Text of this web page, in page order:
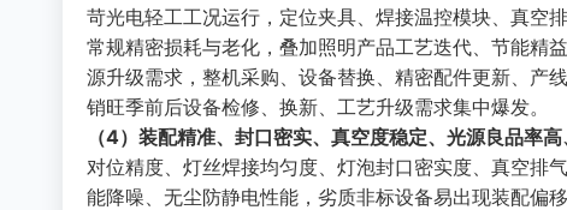
苛光电轻工工况运行，定位夹具、焊接温控模块、真空
常规精密损耗与老化，叠加照明产品工艺迭代、节能精
源升级需求，整机采购、设备替换、精密配件更新、产
销旺季前后设备检修、换新、工艺升级需求集中爆发。
（4）装配精准、封口密实、真空度稳定、光源良品率
对位精度、灯丝焊接均匀度、灯泡封口密实度、真空排
能降噪、无尘防静电性能，劣质非标设备易出现装配偏